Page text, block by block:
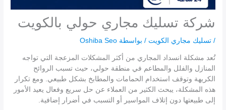
شركة تسليك مجاري حولي بالكويت
/تسليك مجاري الكويت / بواسطة Oshiba Seo
تُعد مشكلة انسداد المجاري من أكثر المشكلات المزعجة التي تواجه
المنازل والفلل والمطاعم في منطقة حولي، حيث تسبب الروائح
الكريهة وتوقف استخدام الحمامات والمطابخ بشكل طبيعي. ومع تكرار
هذه المشكلة، يبحث الكثير من العملاء عن حل سريع وفعال يعيد الأمور
إلى طبيعتها دون إتلاف المواسير أو التسبب في أضرار إضافية.